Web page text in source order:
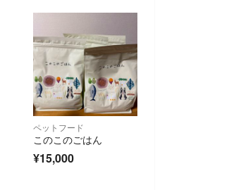
ペットフード
このこのごはん
¥15,000